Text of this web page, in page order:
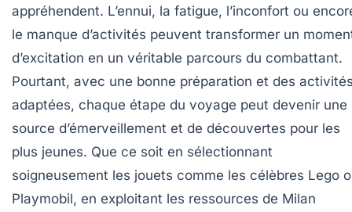
appréhendent. L’ennui, la fatigue, l’inconfort ou
le manque d’activités peuvent transformer un
d’excitation en un véritable parcours du combattant.
Pourtant, avec une bonne préparation et des
adaptées, chaque étape du voyage peut devenir une
source d’émerveillement et de découvertes pour les
plus jeunes. Que ce soit en sélectionnant
soigneusement les jouets comme les célèbres Lego
Playmobil, en exploitant les ressources de Milan